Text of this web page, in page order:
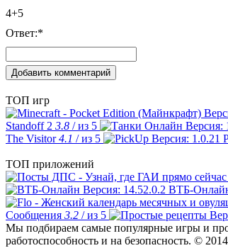
4+5
Ответ:*
ТОП игр
Standoff 2 3.8 / из 5
The Visitor4.1 / из 5
ТОП приложений
ВТБ-
Сообщения 3.2 / из 5
Мы подбираем самые популярные игры и
работоспособность и на безопасность. ©